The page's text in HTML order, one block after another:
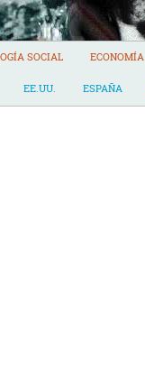
SOCIAL ECONOMÍA
EE.UU. ESPAÑA